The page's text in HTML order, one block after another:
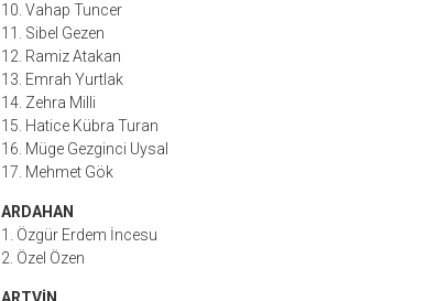
10. Vahap Tuncer
11. Sibel Gezen
12. Ramiz Atakan
13. Emrah Yurtlak
14. Zehra Milli
15. Hatice Kübra Turan
16. Müge Gezginci Uysal
17. Mehmet Gök
ARDAHAN
1. Özgür Erdem İncesu
2. Özel Özen